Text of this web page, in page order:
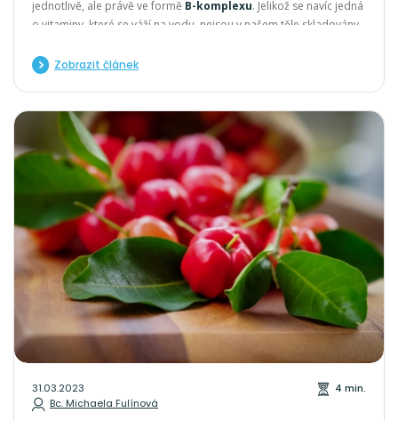
jednotlivě, ale právě ve formě B-komplexu. Jelikož se navíc jedná
o vitaminy, které se váží na vodu, nejsou v našem těle skladovány
pravidelně z potravy či doplňků stravy s obsahem vitaminu B.
Zobrazit článek
31.03.2023
Bc. Michaela Fulínová
4 min.